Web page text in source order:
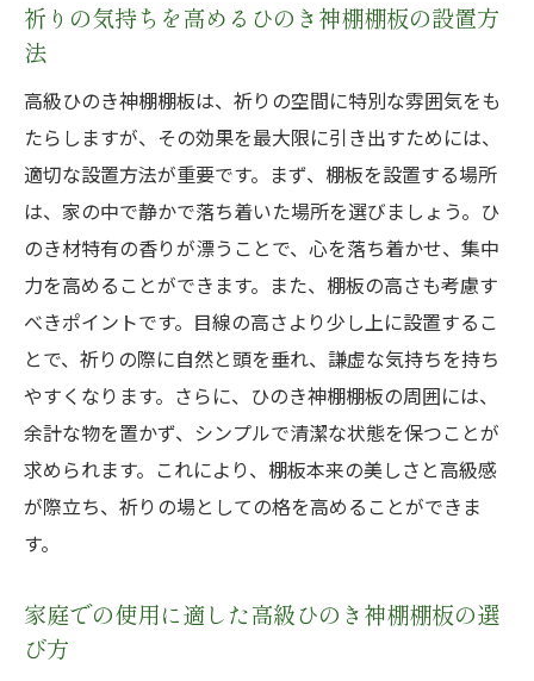
祈りの気持ちを高めるひのき神棚棚板の設置方
法
高級ひのき神棚棚板は、祈りの空間に特別な雰囲気をも
たらしますが、その効果を最大限に引き出すためには、
適切な設置方法が重要です。まず、棚板を設置する場所
は、家の中で静かで落ち着いた場所を選びましょう。ひ
のき材特有の香りが漂うことで、心を落ち着かせ、集中
力を高めることができます。また、棚板の高さも考慮す
べきポイントです。目線の高さより少し上に設置するこ
とで、祈りの際に自然と頭を垂れ、謙虚な気持ちを持ち
やすくなります。さらに、ひのき神棚棚板の周囲には、
余計な物を置かず、シンプルで清潔な状態を保つことが
求められます。これにより、棚板本来の美しさと高級感
が際立ち、祈りの場としての格を高めることができま
す。
家庭での使用に適した高級ひのき神棚棚板の選
び方